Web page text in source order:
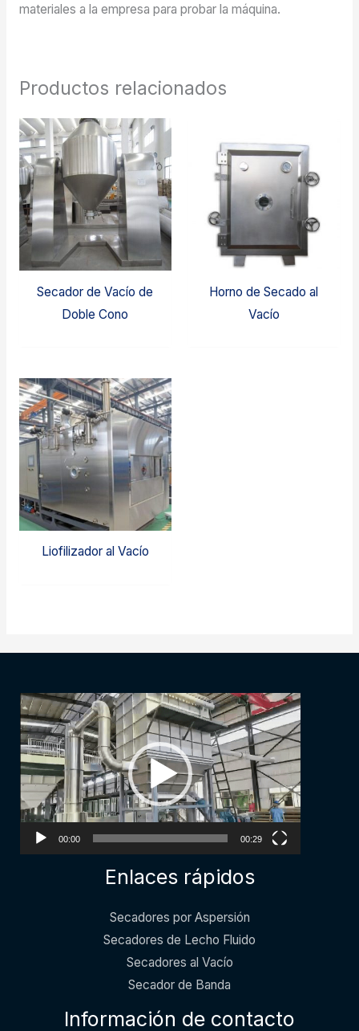
materiales a la empresa para probar la máquina.
Productos relacionados
Secador de Vacío de
Doble Cono
Horno de Secado al
Vacío
Liofilizador al Vacío
Video
Player
00:00 00:29
Enlaces rápidos
Secadores por Aspersión
Secadores de Lecho Fluido
Secadores al Vacío
Secador de Banda
Información de contacto